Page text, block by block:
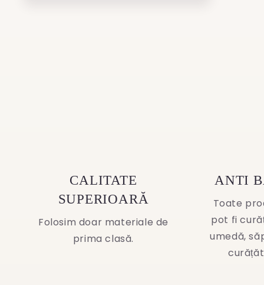
CALITATE
SUPERIOARĂ
Folosim doar materiale de
prima clasă.
ANTI
Toate
pot fi
umedă,